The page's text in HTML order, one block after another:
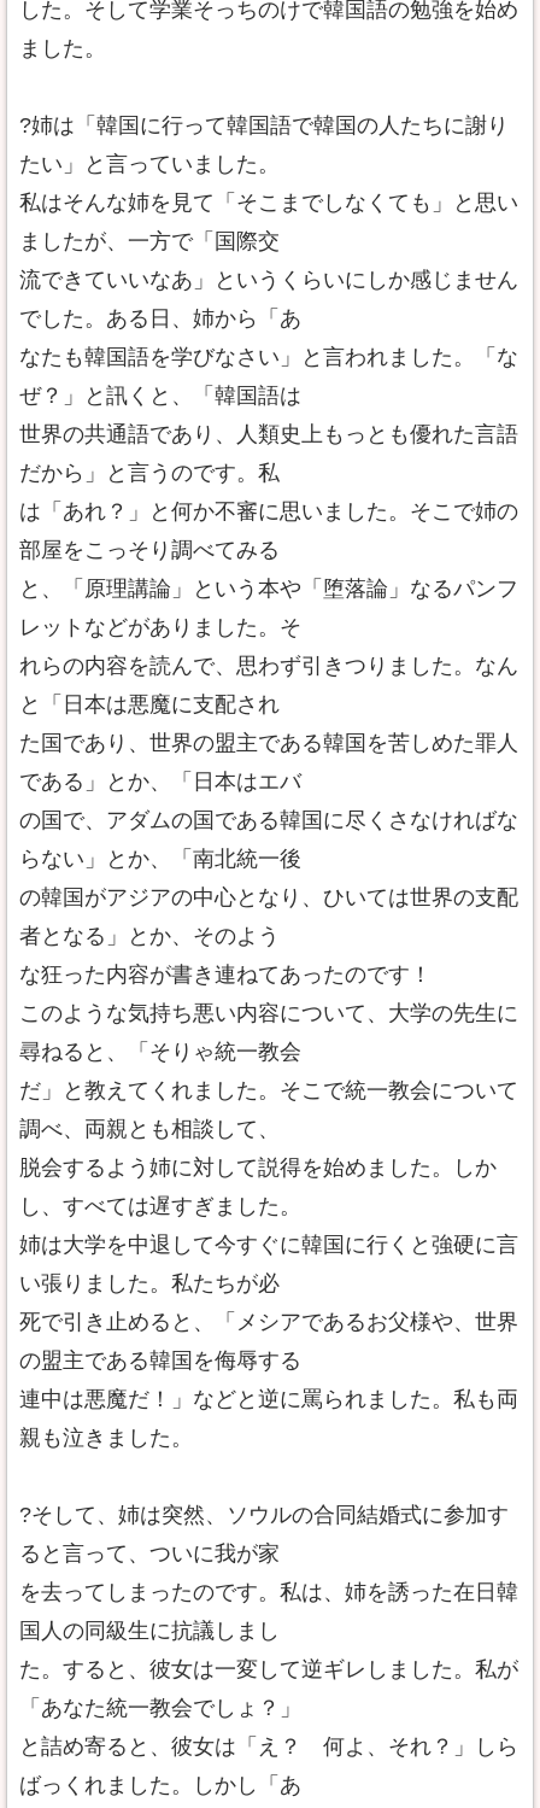
した。そして学業そっちのけで韓国語の勉強を始め
ました。
?姉は「韓国に行って韓国語で韓国の人たちに謝り
たい」と言っていました。
私はそんな姉を見て「そこまでしなくても」と思い
ましたが、一方で「国際交
流できていいなあ」というくらいにしか感じません
でした。ある日、姉から「あ
なたも韓国語を学びなさい」と言われました。「な
ぜ？」と訊くと、「韓国語は
世界の共通語であり、人類史上もっとも優れた言語
だから」と言うのです。私
は「あれ？」と何か不審に思いました。そこで姉の
部屋をこっそり調べてみる
と、「原理講論」という本や「堕落論」なるパンフ
レットなどがありました。そ
れらの内容を読んで、思わず引きつりました。なん
と「日本は悪魔に支配され
た国であり、世界の盟主である韓国を苦しめた罪人
である」とか、「日本はエバ
の国で、アダムの国である韓国に尽くさなければな
らない」とか、「南北統一後
の韓国がアジアの中心となり、ひいては世界の支配
者となる」とか、そのよう
な狂った内容が書き連ねてあったのです！
このような気持ち悪い内容について、大学の先生に
尋ねると、「そりゃ統一教会
だ」と教えてくれました。そこで統一教会について
調べ、両親とも相談して、
脱会するよう姉に対して説得を始めました。しか
し、すべては遅すぎました。
姉は大学を中退して今すぐに韓国に行くと強硬に言
い張りました。私たちが必
死で引き止めると、「メシアであるお父様や、世界
の盟主である韓国を侮辱する
連中は悪魔だ！」などと逆に罵られました。私も両
親も泣きました。
?そして、姉は突然、ソウルの合同結婚式に参加す
ると言って、ついに我が家
を去ってしまったのです。私は、姉を誘った在日韓
国人の同級生に抗議しまし
た。すると、彼女は一変して逆ギレしました。私が
「あなた統一教会でしょ？」
と詰め寄ると、彼女は「え？ 何よ、それ？」しら
ばっくれました。しかし「あ